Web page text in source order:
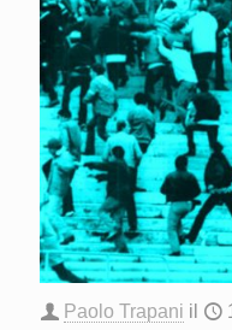
Paolo Trapani il